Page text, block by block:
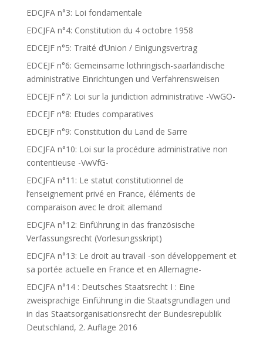
EDCJFA n°3: Loi fondamentale
EDCJFA n°4: Constitution du 4 octobre 1958
EDCEJF n°5: Traité d’Union / Einigungsvertrag
EDCEJF n°6: Gemeinsame lothringisch-saarländische
administrative Einrichtungen und Verfahrensweisen
EDCEJF n°7: Loi sur la juridiction administrative -VwGO-
EDCEJF n°8: Etudes comparatives
EDCEJF n°9: Constitution du Land de Sarre
EDCJFA n°10: Loi sur la procédure administrative non
contentieuse -VwVfG-
EDCJFA n°11: Le statut constitutionnel de
l’enseignement privé en France, éléments de
comparaison avec le droit allemand
EDCJFA n°12: Einführung in das französische
Verfassungsrecht (Vorlesungsskript)
EDCJFA n°13: Le droit au travail -son développement et
sa portée actuelle en France et en Allemagne-
EDCJFA n°14 : Deutsches Staatsrecht I : Eine
zweisprachige Einführung in die Staatsgrundlagen und
in das Staatsorganisationsrecht der Bundesrepublik
Deutschland, 2. Auflage 2016